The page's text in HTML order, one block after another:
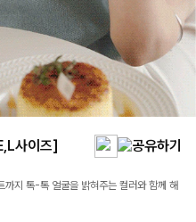
사이즈]
까지 톡-톡 얼굴을 밝혀주는 컬러와 함께 해